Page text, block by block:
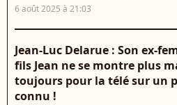
6 août 2025 à 21:03
Jean-Luc Delarue : Son ex-
fils Jean ne se montre plus
toujours pour la télé sur un
connu !